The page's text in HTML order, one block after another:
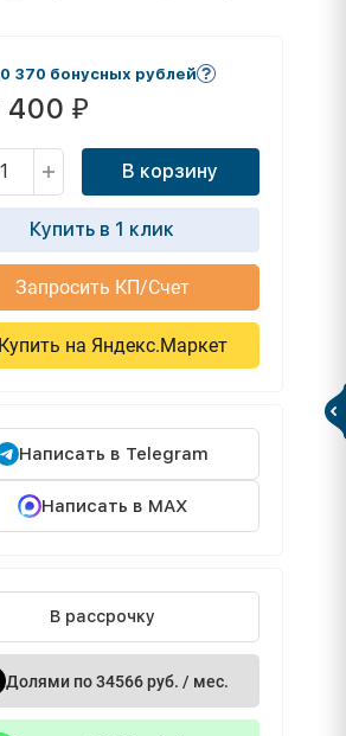
370 бонусных рублей
400 ₽
В корзину
Купить в 1 клик
Запросить КП/Счет
Купить на Яндекс.Маркет
Написать в Telegram
Написать в MAX
В рассрочку
Долями по 34566 руб. / мес.